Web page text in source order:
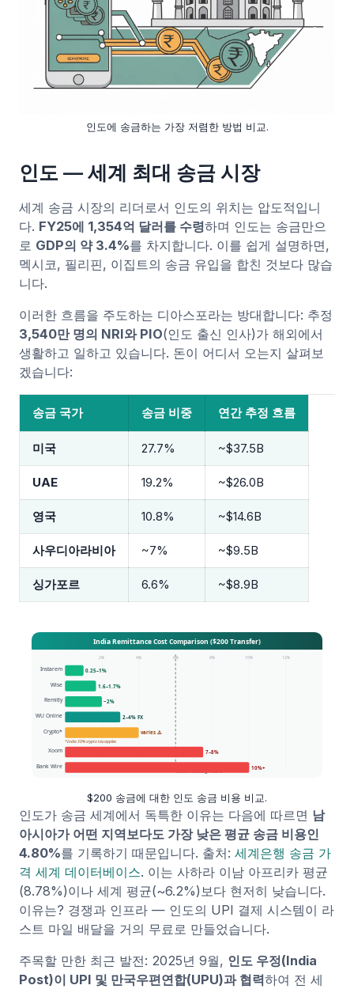
인도에 송금하는 가장 저렴한 방법 비교.
인도 — 세계 최대 송금 시장
세계 송금 시장의 리더로서 인도의 위치는 압도적입니
다. FY25에 1,354억 달러를 수령하며 인도는 송금만으
로 GDP의 약 3.4%를 차지합니다. 이를 쉽게 설명하면,
멕시코, 필리핀, 이집트의 송금 유입을 합친 것보다 많습
니다.
이러한 흐름을 주도하는 디아스포라는 방대합니다: 추정
3,540만 명의 NRI와 PIO(인도 출신 인사)가 해외에서
생활하고 일하고 있습니다. 돈이 어디서 오는지 살펴보
겠습니다:
송금 국가 송금 비중 연간 추정 흐름
미국 27.7% ~$37.5B
UAE 19.2% ~$26.0B
영국 10.8% ~$14.6B
사우디아라비아 ~7% ~$9.5B
싱가포르 6.6% ~$8.9B
$200 송금에 대한 인도 송금 비용 비교.
인도가 송금 세계에서 독특한 이유는 다음에 따르면 남
아시아가 어떤 지역보다도 가장 낮은 평균 송금 비용인
4.80%를 기록하기 때문입니다. 출처: 세계은행 송금 가
격 세계 데이터베이스. 이는 사하라 이남 아프리카 평균
(8.78%)이나 세계 평균(~6.2%)보다 현저히 낮습니다.
이유는? 경쟁과 인프라 — 인도의 UPI 결제 시스템이 라
스트 마일 배달을 거의 무료로 만들었습니다.
주목할 만한 최근 발전: 2025년 9월, 인도 우정(India
Post)이 UPI 및 만국우편연합(UPU)과 협력하여 전 세